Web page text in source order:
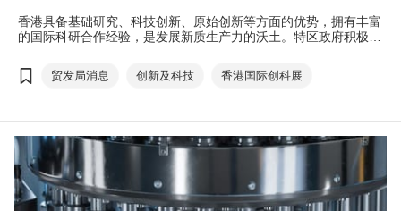
香港具备基础研究、科技创新、原始创新等方面的优势，拥有丰富
的国际科研合作经验，是发展新质生产力的沃土。特区政府积极推
致力加强与内地及海外的合作，善用内地庞大的市场规模和粤港澳
大湾区的区域优势，让科研成果商品化，推动创新科技产业的发
贸发局消息 创新及科技 香港国际创科展